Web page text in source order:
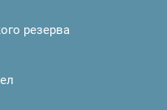
резерва